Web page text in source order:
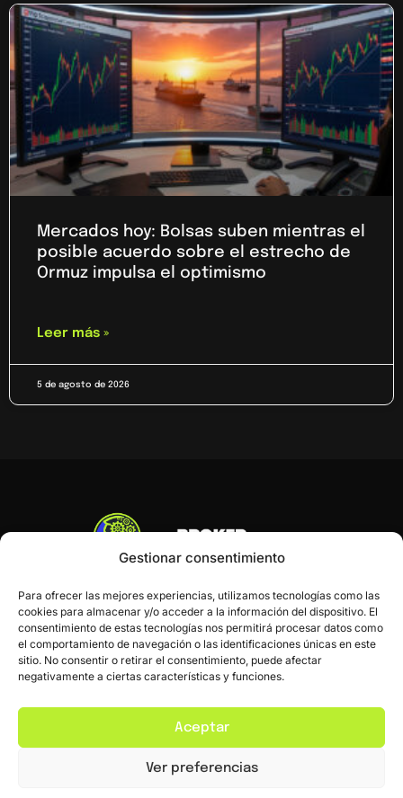
Gestionar consentimiento
Para ofrecer las mejores experiencias, utilizamos tecnologías como las
cookies para almacenar y/o acceder a la información del dispositivo. El
consentimiento de estas tecnologías nos permitirá procesar datos como
el comportamiento de navegación o las identificaciones únicas en este
sitio. No consentir o retirar el consentimiento, puede afectar
negativamente a ciertas características y funciones.
Aceptar
Ver preferencias
Mercados hoy: Bolsas suben mientras el
posible acuerdo sobre el estrecho de
Ormuz impulsa el optimismo
Leer más »
5 de agosto de 2026
InicioBlogContacto